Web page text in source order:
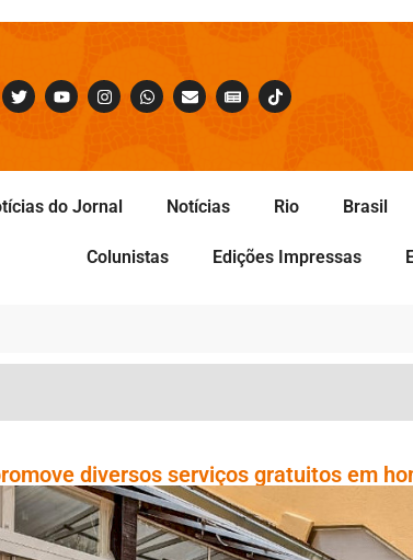
do Jornal Notícias Rio Brasil
Colunistas Edições Impressas
diversos serviços gratuitos em